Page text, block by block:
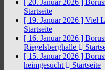
[ 20. Januar 2026 ]
Startseite
[ 19. Januar 2026 ] Viel
Startseite
[ 16. Januar 2026 ]
Riegelsberghalle
[ 15. Januar 2026 ]
heimgesucht
Startseite